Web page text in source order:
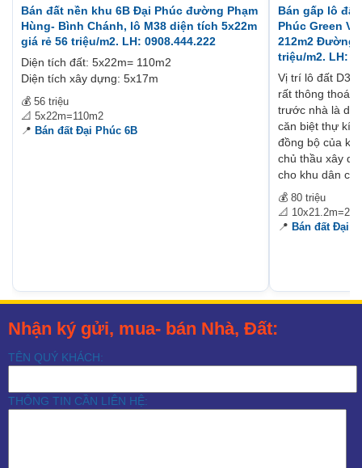
Bán đất nền khu 6B Đại Phúc đường Phạm
Hùng- Bình Chánh, lô M38 diện tích 5x22m
giá rẻ 56 triệu/m2. LH: 0908.444.222
Diện tích đất: 5x22m= 110m2
Diện tích xây dựng: 5x17m
💰 56 triệu
📐 5x22m=110m2
📍 Bán đất Đại Phúc 6B
Bán gấp lô
Phúc Green
212m2 Đường
triệu/m2. LH:
Vị trí lô đất
rất thông
trước nhà là
căn biệt thự
đồng bộ của
chủ thầu xây
cho khu dân cư
💰 80 triệu
📐
📍Bán đất Đại
Nhận ký gửi, mua- bán Nhà, Đất:
TÊN QUÝ KHÁCH:
THÔNG TIN CẦN LIÊN HỆ: